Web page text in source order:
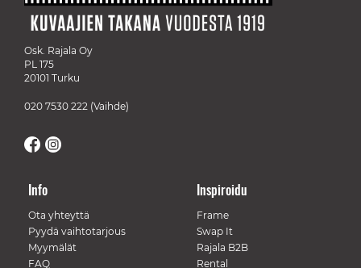
Osk. Rajala Oy
PL 175
20101 Turku
020 7530 222 (Vaihde)
Info
Ota yhteyttä
Pyydä vaihtotarjous
Myymälät
FAQ
Inspiroidu
Frame
Swap It
Rajala B2B
Rental